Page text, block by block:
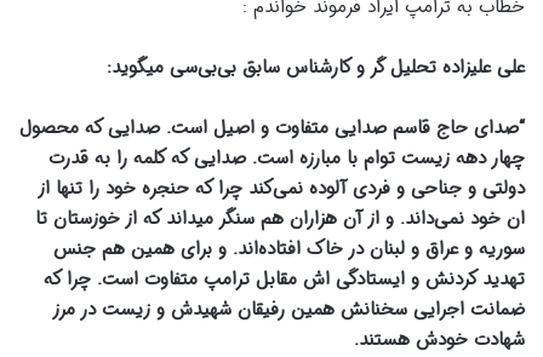
خطاب به ترامپ ایراد فرموند خواندم :
علی علیزاده تحلیل گر و کارشناس سابق بی‌بی‌سی میگوید:
“صدای حاج قاسم صدایی متفاوت و‌ اصیل است. صدایی که محصول
چهار دهه زیست توام با مبارزه است. صدایی که کلمه را به قدرت
دولتی و جناحی و فردی آلوده نمی‌کند چرا که حنجره خود را تنها از
ان خود نمی‌داند. و از آن هزاران هم سنگر میداند که از خوزستان تا
سوریه و عراق و لبنان در خاک افتاده‌اند. و برای همین هم جنس
تهدید کردنش و ایستادگی اش مقابل ترامپ متفاوت است. چرا که
ضمانت اجرایی سخنانش همین رفیقان شهیدش و زیست در مرز
شهادت خودش هستند.